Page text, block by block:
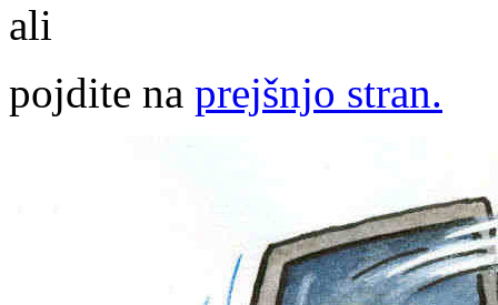
ali
pojdite na prejšnjo stran.